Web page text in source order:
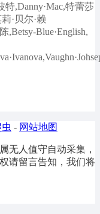
特,Danny·Mac,特蕾莎
·贝尔·赖
,Betsy-Blue·English,
- 网站地图
无人值守自动采集，
请留言告知，我们将